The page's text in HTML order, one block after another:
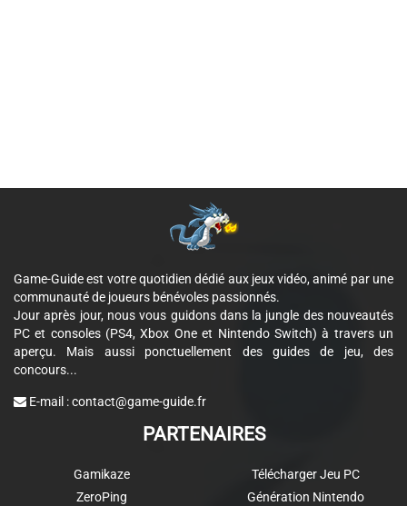
Game-Guide est votre quotidien dédié aux jeux vidéo, animé par une
communauté de joueurs bénévoles passionnés.
Jour après jour, nous vous guidons dans la jungle des nouveautés
PC et consoles (PS4, Xbox One et Nintendo Switch) à travers un
aperçu. Mais aussi ponctuellement des guides de jeu, des
concours...
E-mail :contact@game-guide.fr
PARTENAIRES
Gamikaze
ZeroPing
Télécharger Jeu PC
Génération Nintendo